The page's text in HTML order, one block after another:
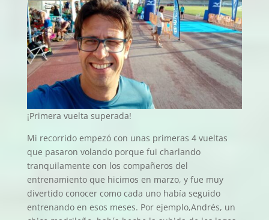
¡Primera vuelta superada!
Mi recorrido empezó con unas primeras 4 vueltas
que pasaron volando porque fui charlando
tranquilamente con los compañeros del
entrenamiento que hicimos en marzo, y fue muy
divertido conocer como cada uno había seguido
entrenando en esos meses. Por ejemplo,Andrés, un